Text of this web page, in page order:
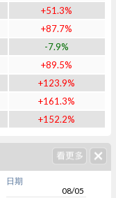
+51.3%
+87.7%
-7.9%
+89.5%
+123.9%
+161.3%
+152.2%
日期
08/05